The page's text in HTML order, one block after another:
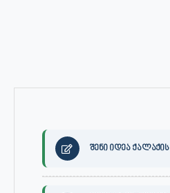
შენი იდეა